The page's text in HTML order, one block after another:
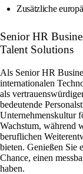
Zusätzliche
Senior HR
Talent Solutions
Als Senior HR
internationalen
als
bedeutende
Unternehmenskultur
Wachstum, während
beruflichen
bieten. Genießen Sie
Chance, einen
haben.